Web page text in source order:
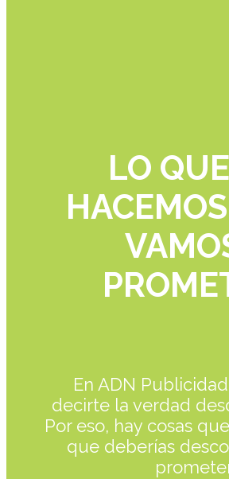
LO
En ADN
decirte la verdad
Por eso, hay cosas que
que deberías